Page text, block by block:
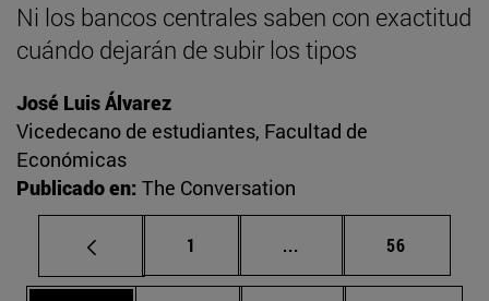
Ni los bancos centrales saben con exactitud
cuándo dejarán de subir los tipos
José Luis Álvarez
Vicedecano de estudiantes, Facultad de
Económicas
Publicado en: The Conversation
Página
1 ... Páginas intermedias
Página
56